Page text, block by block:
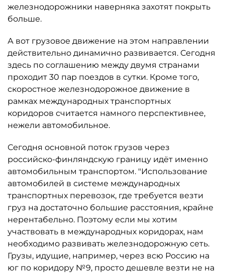
железнодорожники наверняка захотят покрыть
больше.
А вот грузовое движение на этом направлении
действительно динамично развивается. Сегодня
здесь по соглашению между двумя странами
проходит 30 пар поездов в сутки. Кроме того,
скоростное железнодорожное движение в
рамках международных транспортных
коридоров считается намного перспективнее,
нежели автомобильное.
Сегодня основной поток грузов через
российско-финляндскую границу идёт именно
автомобильным транспортом. "Использование
автомобилей в системе международных
транспортных перевозок, где требуется везти
груз на достаточно большие расстояния, крайне
нерентабельно. Поэтому если мы хотим
участвовать в международных коридорах, нам
необходимо развивать железнодорожную сеть.
Грузы, идущие, например, через всю Россию на
юг по коридору №9, просто дешевле везти не на